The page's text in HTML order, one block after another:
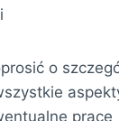
o
prace